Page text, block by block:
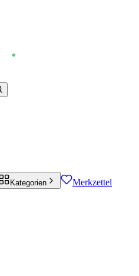
Kategorien Merkzettel